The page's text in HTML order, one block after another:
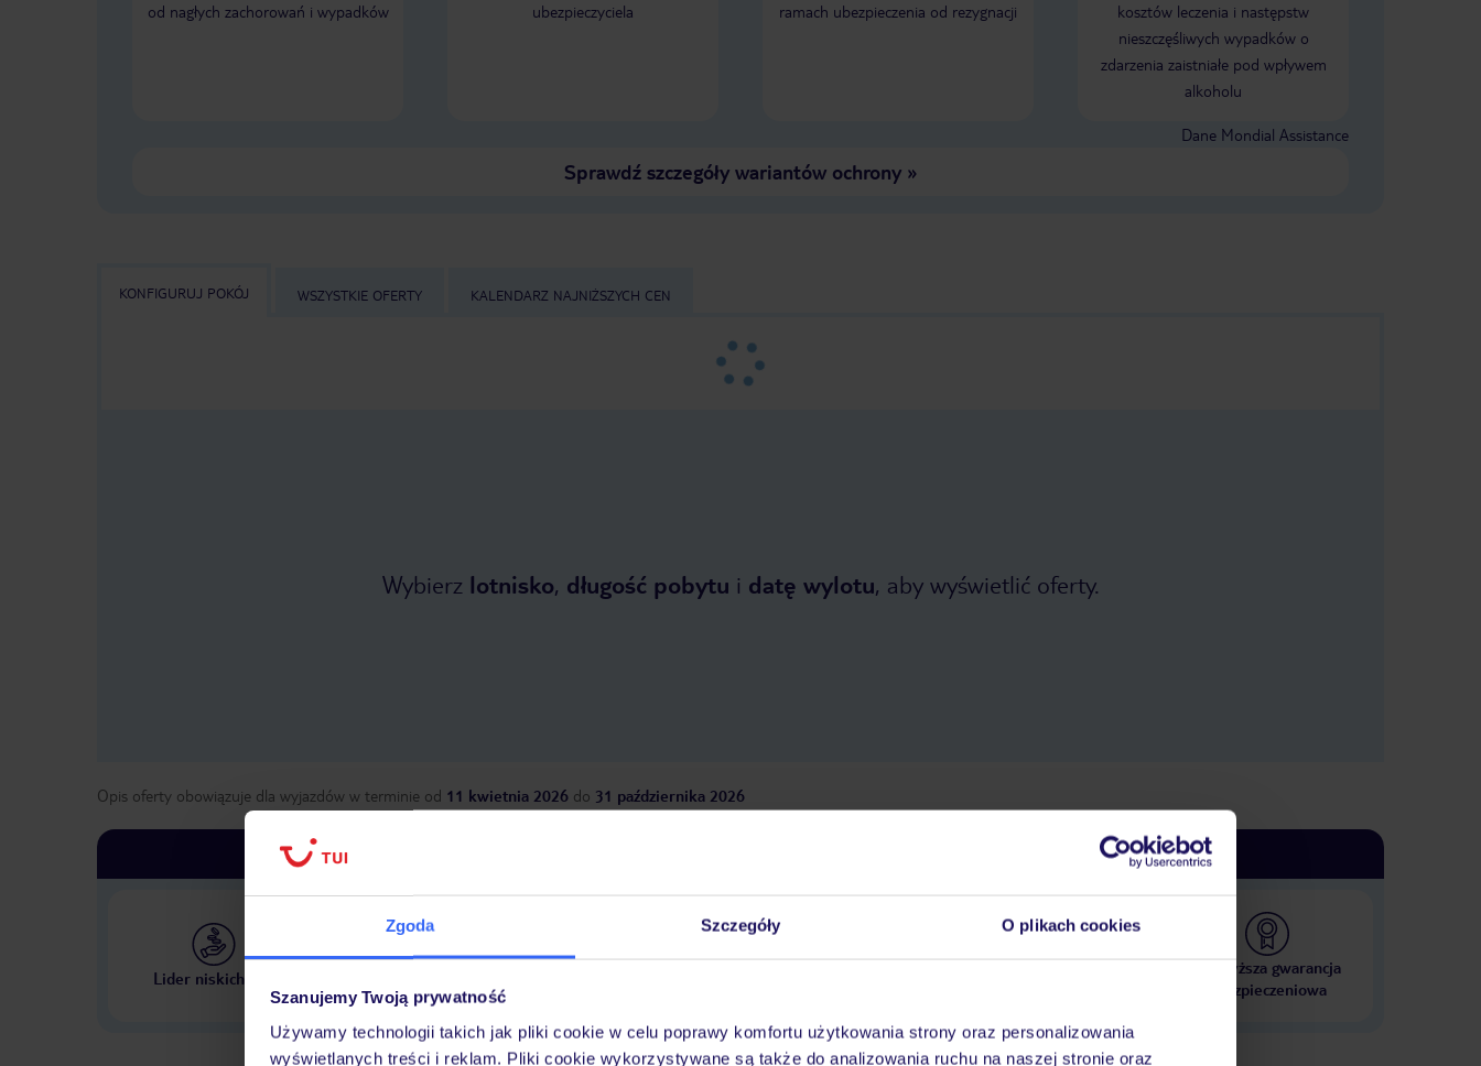
Zgoda Szczegóły O plikach cookies
Szanujemy Twoją prywatność
Używamy technologii takich jak pliki cookie w celu poprawy komfortu użytkowania strony oraz personalizowania
wyświetlanych treści i reklam. Pliki cookie wykorzystywane są także do analizowania ruchu na naszej stronie oraz
od nagłych zachorowań i wypadków
ubezpieczyciela
ramach ubezpieczenia od rezygnacji
kosztów leczenia i następstw
nieszczęśliwych wypadków o
zdarzenia zaistniałe pod wpływem
alkoholu
Dane Mondial Assistance
Sprawdź szczegóły wariantów ochrony»
KONFIGURUJ POKÓJ WSZYSTKIE OFERTY KALENDARZ NAJNIŻSZYCH CEN
Wybierz lotnisko, długość pobytu i datę wylotu, aby wyświetlić oferty.
Opis oferty obowiązuje dla wyjazdów w terminie od 11 kwietnia 2026 do 31 października 2026
Lider niskich cen
w Polsce
Najwyższa gwarancja
ubezpieczeniowa